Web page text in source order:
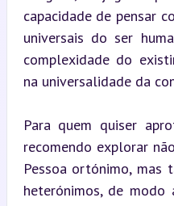
capacidade de pensar
universais do ser
complexidade do
na universalidade da
Para quem quiser
recomendo explorar
Pessoa ortónimo, mas
heterónimos, de modo